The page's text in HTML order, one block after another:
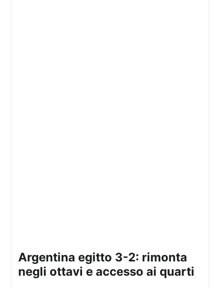
argentina egitto 3-2: rimonta
negli ottavi e accesso ai quarti